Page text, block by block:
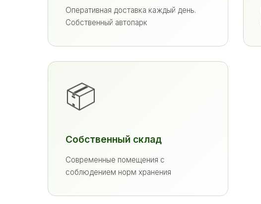
Оперативная доставка каждый день.
Собственный автопарк
📦
Собственный склад
Современные помещения с
соблюдением норм хранения